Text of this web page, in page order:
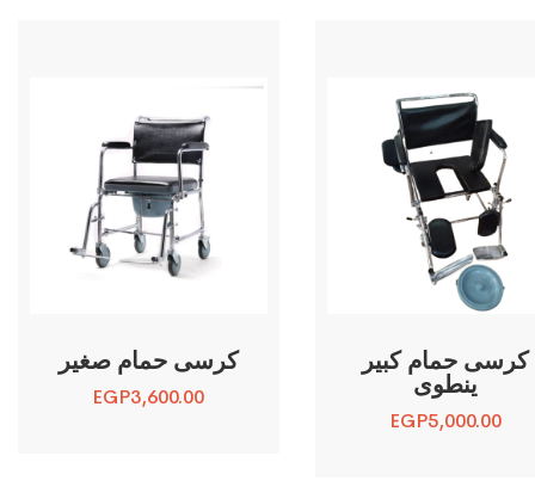
كرسى حمام صغير
EGP3,600.00
كرسى حمام كبير
ينطوى
EGP5,000.00